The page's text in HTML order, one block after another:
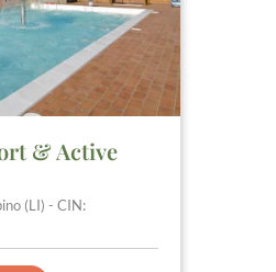
& Active
(LI) - CIN: